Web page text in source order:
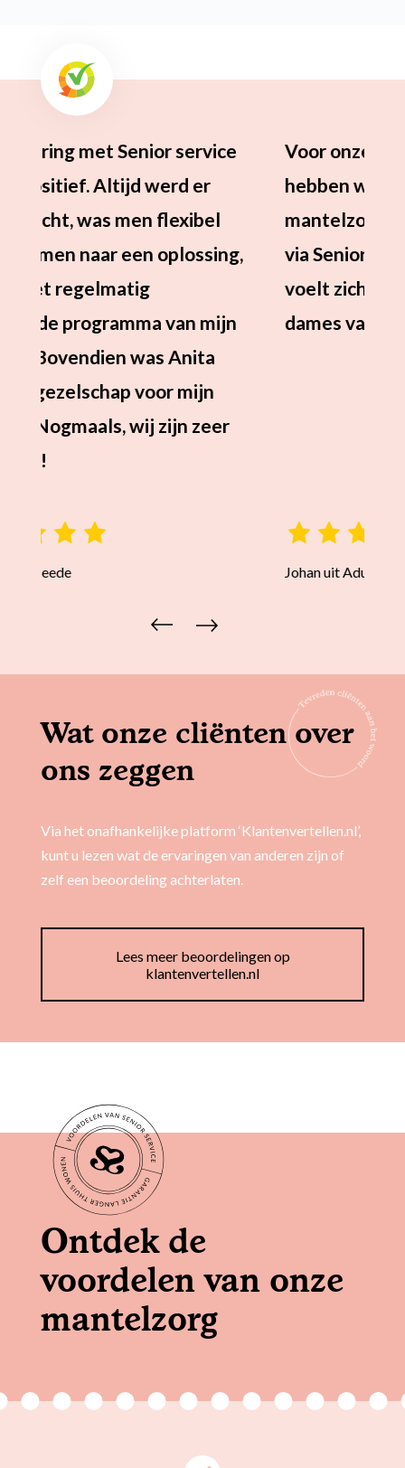
Voor onze 90 jarige moeder
hebben we al een aantal keren
mantelzorgvervanging geregeld
via Senior Service. Onze moeder
voelt zich vertrouwd met de
dames van Senior Service.
Johan uit Aduard
Wat onze cliënten over
ons zeggen
Via het onafhankelijke platform ‘Klantenvertellen.nl’,
kunt u lezen wat de ervaringen van anderen zijn of
zelf een beoordeling achterlaten.
Lees meer beoordelingen op
klantenvertellen.nl
Ontdek de
voordelen van onze
mantelzorg